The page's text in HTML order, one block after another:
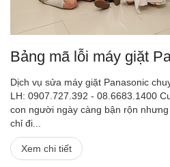
Bảng mã lỗi máy giặt
Dịch vụ sửa máy giặt Panasonic
LH: 0907.727.392 - 08.6683.1400
con người ngày càng bận rộn
chỉ đi...
Xem chi tiết